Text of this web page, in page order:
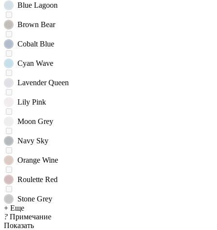
Blue Lagoon
Brown Bear
Cobalt Blue
Cyan Wave
Lavender Queen
Lily Pink
Moon Grey
Navy Sky
Orange Wine
Roulette Red
Stone Grey
+ Еще
? Примечание
Показать